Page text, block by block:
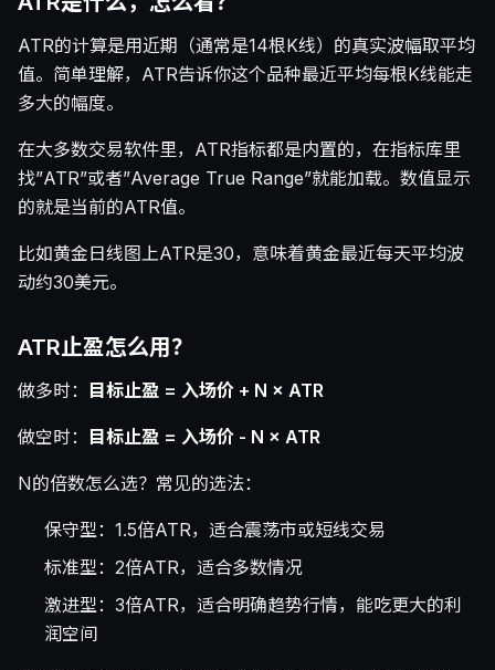
ATR的计算是用近期（通常是14根K线）的真实波幅取平均
值。简单理解，ATR告诉你这个品种最近平均每根K线能走
多大的幅度。
在大多数交易软件里，ATR指标都是内置的，在指标库里
找”ATR”或者”Average True Range”就能加载。数值显示
的就是当前的ATR值。
比如黄金日线图上ATR是30，意味着黄金最近每天平均波
动约30美元。
ATR止盈怎么用？
做多时： 目标止盈 = 入场价 + N × ATR
做空时： 目标止盈 = 入场价 - N × ATR
N的倍数怎么选？常见的选法：
保守型：1.5倍ATR，适合震荡市或短线交易
标准型：2倍ATR，适合多数情况
激进型：3倍ATR，适合明确趋势行情，能吃更大的利
润空间